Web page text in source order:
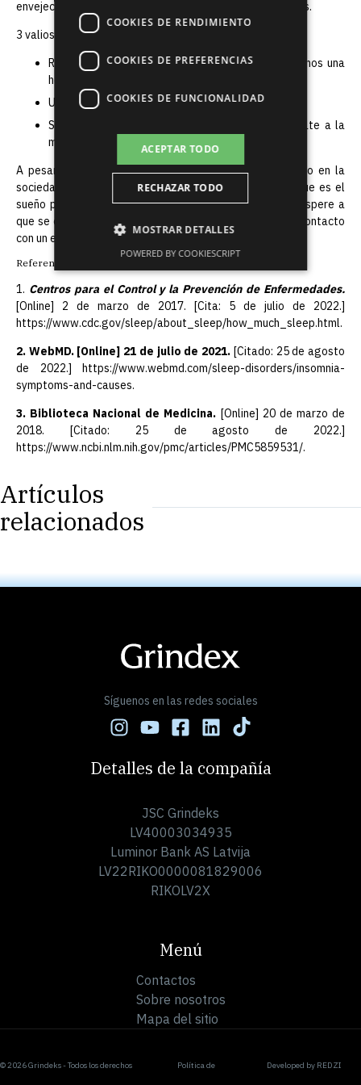
envejecimiento prematuro, la aparición de arrugas y ojeras.
3 valiosos consejos para un sueño saludable:
Rechaza el uso de dispositivos inteligentes al menos una
hora antes de acostarte.
Un dormitorio fresco y oscuro favorece el sueño.
Sigue el horario de sueño: todos los días acuéstate a la
misma hora, incluso los fines de semana.
A pesar de que el tema del sueño se discute a menudo en la
sociedad, la gente todavía no entiende lo importante que es el
sueño para la salud. Si tiene trastornos del sueño, no espere a
que se conviertan en problemas de salud y póngase en contacto
con un especialista a tiempo.
Referencias
1. Centros para el Control y la Prevención de Enfermedades.
[Online] 2 de marzo de 2017. [Cita: 5 de julio de 2022.]
https://www.cdc.gov/sleep/about_sleep/how_much_sleep.html.
2. WebMD. [Online] 21 de julio de 2021. [Citado: 25 de agosto
de 2022.] https://www.webmd.com/sleep-disorders/insomnia-
symptoms-and-causes.
3. Biblioteca Nacional de Medicina. [Online] 20 de marzo de
2018. [Citado: 25 de agosto de 2022.]
https://www.ncbi.nlm.nih.gov/pmc/articles/PMC5859531/.
Artículos
relacionados
Síguenos en las redes sociales
Detalles de la compañía
JSC Grindeks
LV40003034935
Luminor Bank AS Latvija
LV22RIKO0000081829006
RIKOLV2X
Menú
Contactos
Sobre nosotros
Mapa del sitio
© 2026 Grindeks - Todos los derechos Política de Developed by REDZI
COOKIES DE RENDIMIENTO
COOKIES DE PREFERENCIAS
COOKIES DE FUNCIONALIDAD
ACEPTAR TODO
RECHAZAR TODO
MOSTRAR DETALLES
POWERED BY COOKIESCRIPT